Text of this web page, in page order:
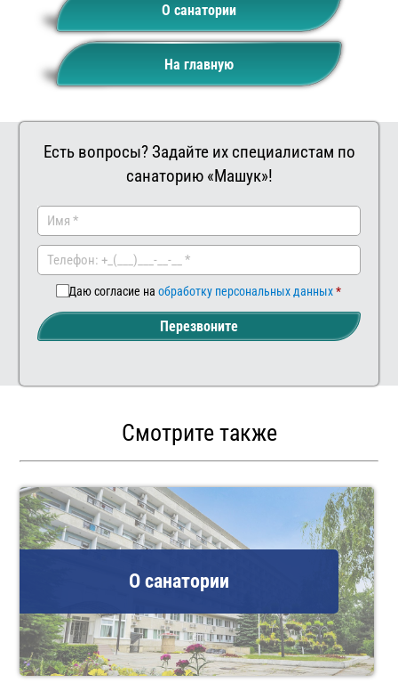
О санатории
На главную
Есть вопросы? Задайте их специалистам по
санаторию «Машук»!
Даю согласие на обработку персональных данных
Перезвоните
Смотрите также
О санатории